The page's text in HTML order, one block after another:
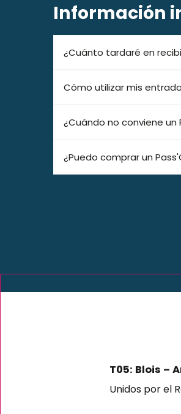
Información
¿Cuánto tardaré en
Cómo utilizar mis
¿Cuándo no conviene un
¿Puedo comprar un
T05: Blois –
Unidos por el